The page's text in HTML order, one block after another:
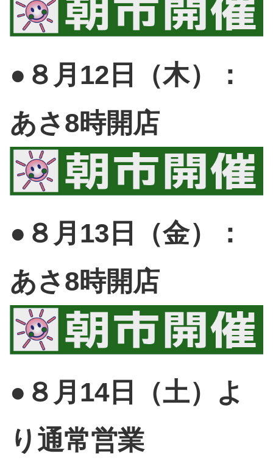
●８月12日（木）：
あさ8時開店
●８月13日（金）：
あさ8時開店
●８月14日（土）よ
り通常営業